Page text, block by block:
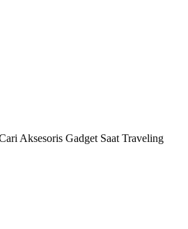
Aksesoris Gadget Saat Traveling